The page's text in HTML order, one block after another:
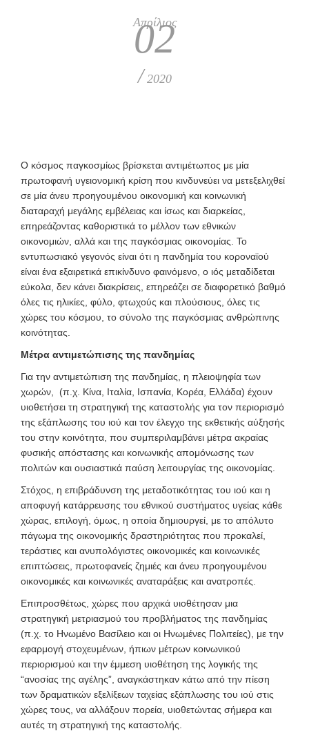
Απρίλιος
02
/ 2020
Ο κόσμος παγκοσμίως βρίσκεται αντιμέτωπος με μία
πρωτοφανή υγειονομική κρίση που κινδυνεύει να μετεξελιχθεί
σε μία άνευ προηγουμένου οικονομική και κοινωνική
διαταραχή μεγάλης εμβέλειας και ίσως και διαρκείας,
επηρεάζοντας καθοριστικά το μέλλον των εθνικών
οικονομιών, αλλά και της παγκόσμιας οικονομίας. Το
εντυπωσιακό γεγονός είναι ότι η πανδημία του κοροναϊού
είναι ένα εξαιρετικά επικίνδυνο φαινόμενο, ο ιός μεταδίδεται
εύκολα, δεν κάνει διακρίσεις, επηρεάζει σε διαφορετικό βαθμό
όλες τις ηλικίες, φύλο, φτωχούς και πλούσιους, όλες τις
χώρες του κόσμου, το σύνολο της παγκόσμιας ανθρώπινης
κοινότητας.
Μέτρα αντιμετώπισης της πανδημίας
Για την αντιμετώπιση της πανδημίας, η πλειοψηφία των
χωρών, (π.χ. Κίνα, Ιταλία, Ισπανία, Κορέα, Ελλάδα) έχουν
υιοθετήσει τη στρατηγική της καταστολής για τον περιορισμό
της εξάπλωσης του ιού και τον έλεγχο της εκθετικής αύξησής
του στην κοινότητα, που συμπεριλαμβάνει μέτρα ακραίας
φυσικής απόστασης και κοινωνικής απομόνωσης των
πολιτών και ουσιαστικά παύση λειτουργίας της οικονομίας.
Στόχος, η επιβράδυνση της μεταδοτικότητας του ιού και η
αποφυγή κατάρρευσης του εθνικού συστήματος υγείας κάθε
χώρας, επιλογή, όμως, η οποία δημιουργεί, με το απόλυτο
πάγωμα της οικονομικής δραστηριότητας που προκαλεί,
τεράστιες και ανυπολόγιστες οικονομικές και κοινωνικές
επιπτώσεις, πρωτοφανείς ζημιές και άνευ προηγουμένου
οικονομικές και κοινωνικές αναταράξεις και ανατροπές.
Επιπροσθέτως, χώρες που αρχικά υιοθέτησαν μια
στρατηγική μετριασμού του προβλήματος της πανδημίας
(π.χ. το Ηνωμένο Βασίλειο και οι Ηνωμένες Πολιτείες), με την
εφαρμογή στοχευμένων, ήπιων μέτρων κοινωνικού
περιορισμού και την έμμεση υιοθέτηση της λογικής της
“ανοσίας της αγέλης”, αναγκάστηκαν κάτω από την πίεση
των δραματικών εξελίξεων ταχείας εξάπλωσης του ιού στις
χώρες τους, να αλλάξουν πορεία, υιοθετώντας σήμερα και
αυτές τη στρατηγική της καταστολής.